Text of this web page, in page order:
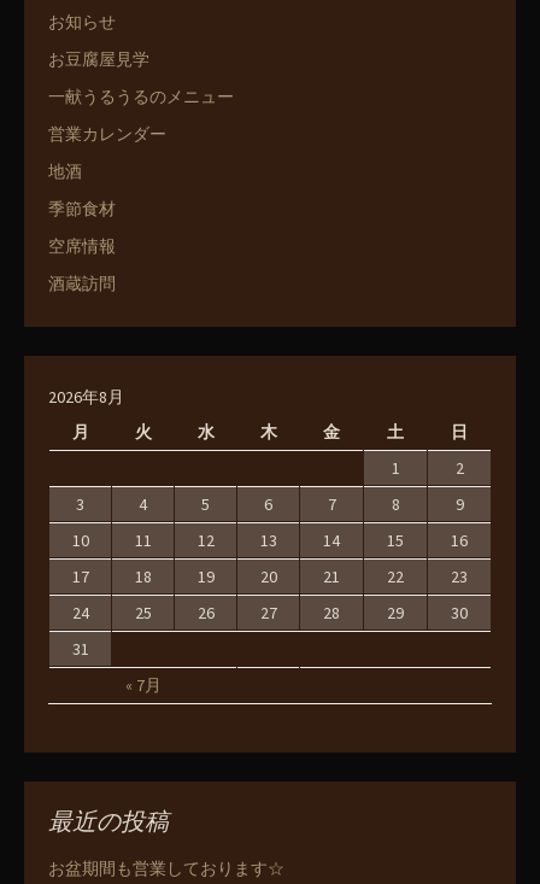
お知らせ
お豆腐屋見学
一献うるうるのメニュー
営業カレンダー
地酒
季節食材
空席情報
酒蔵訪問
2026年8月
月
火 水 木 金 土 日
« 7月
1
2
3
4 5 6 7 8
9
10
11 12 13 14 15
16
17
18 19 20 21 22
23
24
25 26 27 28 29
30
31
最近の投稿
お盆期間も営業しております☆